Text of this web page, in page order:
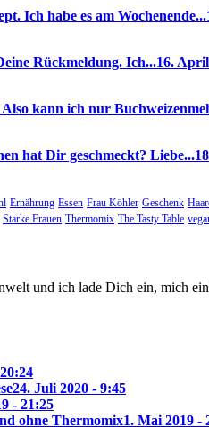
Ich habe es am Wochenende...
Rückmeldung. Ich...16.
kann ich nur
hat Dir geschmeckt? Liebe...
Ernährung Essen Frau Köhler Geschenk
Starke Frauen Thermomix The Tasty Table
und ich lade Dich ein, mich
24. Juli 2020 - 9:45
- 21:25
ohne Thermomix1. Mai 2019 -